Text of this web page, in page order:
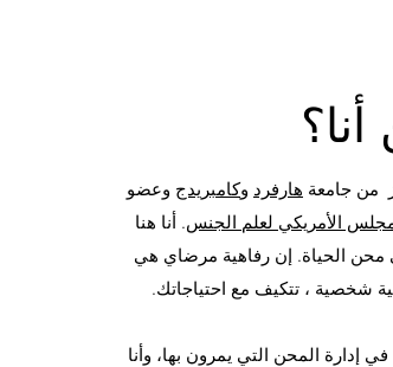
من جامعة هارفرد وكامبريدج وعضو
الأمريكي لعلم الجنس. أنا هنا
الحياة. إن رفاهية مرضاي هي
شخصية ، تتكيف مع احتياجاتك.
إدارة المحن التي يمرون بها، وأنا